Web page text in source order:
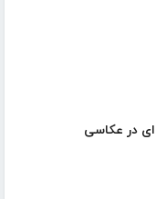
در عکاسی